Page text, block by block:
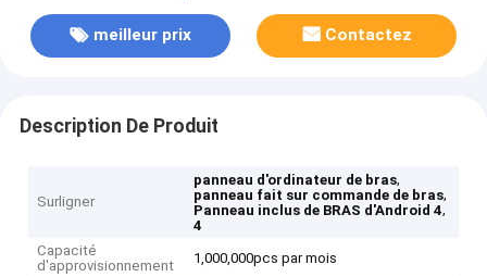
meilleur prix Contactez
Description De Produit
Surligner
panneau d'ordinateur de bras,
panneau fait sur commande de bras,
Panneau inclus de BRAS d'Android 4,
4
Capacité
d'approvisionnement
1,000,000pcs par mois